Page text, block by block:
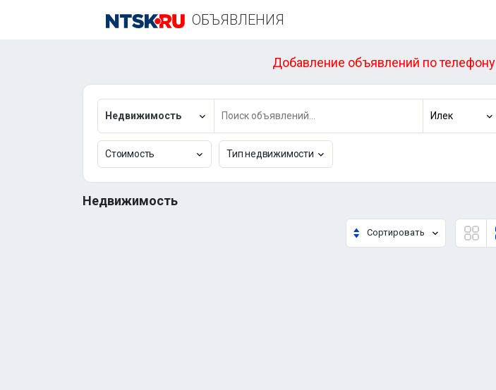
ОБЪЯВЛЕНИЯ
Добавление объявлений по телефону
Недвижимость Илек
Стоимость Тип недвижимости
Недвижимость
Сортировать